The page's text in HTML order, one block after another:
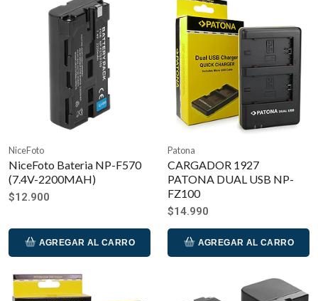
NiceFoto
NiceFoto Bateria NP-F570
(7.4V-2200MAH)
$12.900
AGREGAR AL CARRO
Patona
CARGADOR 1927
PATONA DUAL USB NP-
FZ100
$14.990
AGREGAR AL CARRO